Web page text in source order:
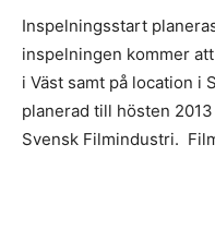
Inspelningsstart
inspelningen kommer
i Väst samt på location i
planerad till hösten
Svensk Filmindustri.